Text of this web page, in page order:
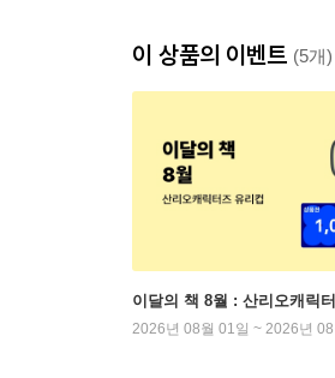
이 상품의 이벤트 (5개)
이달의 책 8월 : 산리오캐릭
2026년 08월 01일 ~ 2026년 08